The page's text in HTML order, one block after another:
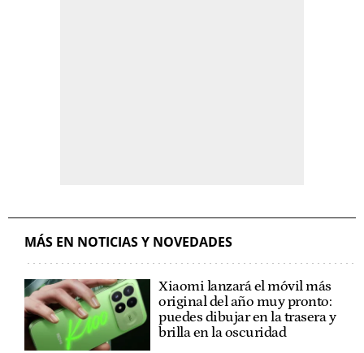
MÁS EN NOTICIAS Y NOVEDADES
Xiaomi lanzará el móvil más
original del año muy pronto:
puedes dibujar en la trasera y
brilla en la oscuridad